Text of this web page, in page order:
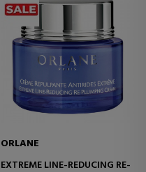
ORLANE
EXTREME LINE-REDUCING RE-